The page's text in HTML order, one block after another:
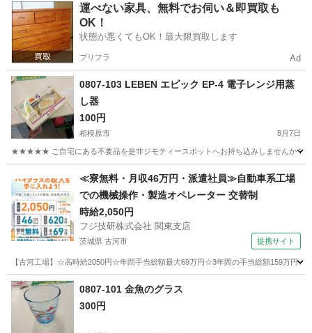
神奈川 藤沢市 食器
運べない家具、無料でお伺い＆即買取も
OK！
状態が悪くてもOK！最大限買取します
プリフラ Ad
0807-103 LEBEN エピック EP-4 電子レンジ用蒸
し器
100円
相模原市 8月7日
★★★★★ ご自宅にある不要品を是非ジモティースポットへお持ち込みしませんか？
調理器具 LEBEN
≪寮無料・月収46万円・派遣社員≫自動車系工場
での機械操作・製造オペレーター 交替制
時給2,050円
フジ技研株式会社 関東支店
茨城県 古河市 提携サイト
【古河工場】☆高時給2050円☆年間手当総額最大69万円☆3年間の手当総額159万円☆
茨城 古河市
0807-101 金魚のグラス
300円